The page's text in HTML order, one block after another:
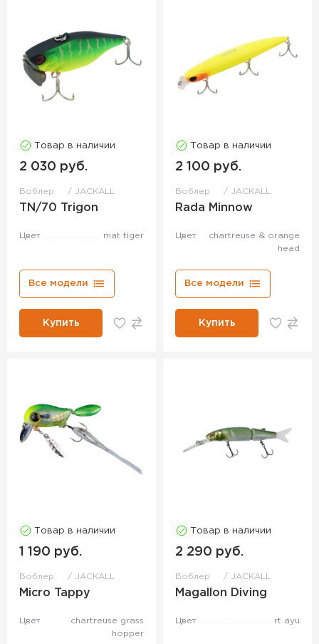
Товар в наличии
2 030 руб.
Воблер JACKALL
TN/70 Trigon
Цвет mat tiger
Все модели
Купить
Товар в наличии
2 100 руб.
Воблер JACKALL
Rada Minnow
Цвет
chartreuse & orange
head
Все модели
Купить
Товар в наличии
1 190 руб.
Воблер JACKALL
Micro Tappy
Цвет
chartreuse grass
hopper
Товар в наличии
2 290 руб.
Воблер JACKALL
Magallon Diving
Цвет rt ayu